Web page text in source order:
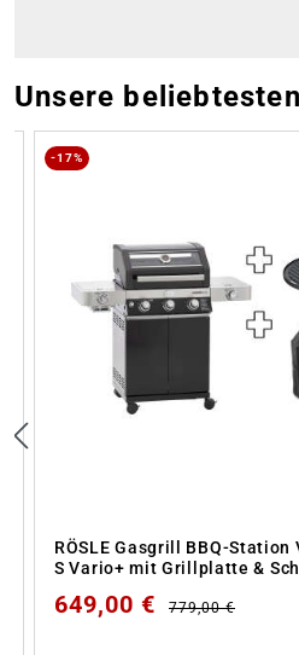
Unsere
Produktgalerie überspringen
-17%
RÖSLE Gasgrill BBQ-Station
S Vario+ mit Grillplatte &
649,00 € 779,00 €